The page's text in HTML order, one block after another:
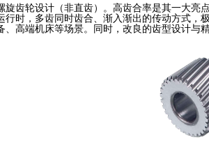
旋齿轮设计（非直齿）。高齿合率是其一大亮
行时，多齿同时齿合、渐入渐出的传动方式
、高端机床等场景。同时，改良的齿型设计